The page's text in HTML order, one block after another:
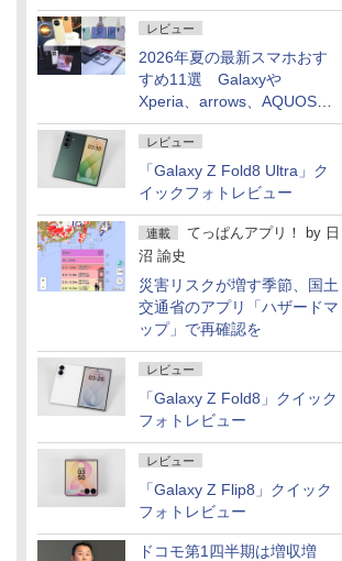
屋のメニュー並みの薄さ」
レビュー
2026年夏の最新スマホおす
すめ11選 Galaxyや
Xperia、arrows、AQUOSな
ど注目機種の特徴は
レビュー
「Galaxy Z Fold8 Ultra」ク
イックフォトレビュー
連載 てっぱんアプリ！ by 日
沼 諭史
災害リスクが増す季節、国土
交通省のアプリ「ハザードマ
ップ」で再確認を
レビュー
「Galaxy Z Fold8」クイック
フォトレビュー
レビュー
「Galaxy Z Flip8」クイック
フォトレビュー
ドコモ第1四半期は増収増